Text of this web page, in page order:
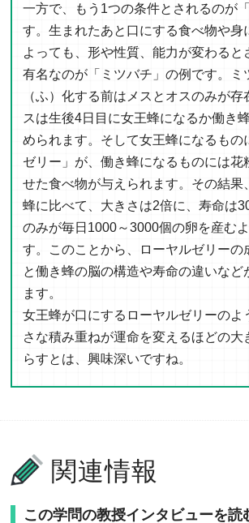
一方で、もう1つの条件とされるのが
す。生まれたあと口にする食べ物や身
よっても、形や性質、能力が変わると
有名なのが「ミツバチ」の例です。ミ
（ふ）化する前はメスとオスのみが存
スは生後4日目に女王蜂になるか働き
められます。そして女王蜂になるもの
ゼリー」が、働き蜂になるものには花
せた食べ物が与えられます。その結果
蜂に比べて、大きさは2倍に、寿命は
のみが毎日1000～3000個の卵を産む
す。このことから、ローヤルゼリーの
と働き蜂の脳の構造や寿命の違いなど
ます。
女王蜂が口にするローヤルゼリーのよ
さな積み重ねが運命を変えるほどの大
らすとは、興味深いですね。
関連情報
この学問の教授インタビューを読